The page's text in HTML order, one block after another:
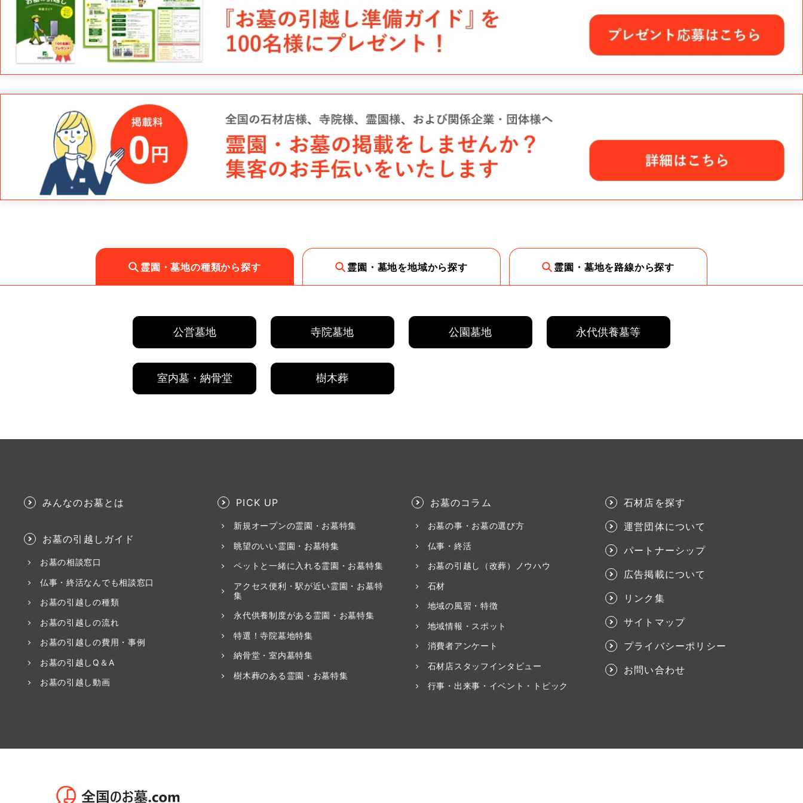
霊園・墓地の種類から探す 霊園・墓地を地域から探す 霊園・墓地を路線から探す
公営墓地 寺院墓地 公園墓地 永代供養墓等
室内墓・納骨堂 樹木葬
みんなのお墓とは
お墓の引越しガイド
お墓の相談窓口
仏事・終活なんでも相談窓口
お墓の引越しの種類
お墓の引越しの流れ
お墓の引越しの費用・事例
お墓の引越しQ＆A
お墓の引越し動画
PICK UP
新規オープンの霊園・お墓特集
眺望のいい霊園・お墓特集
ペットと一緒に入れる霊園・お墓特集
アクセス便利・駅が近い霊園・お墓特
集
永代供養制度がある霊園・お墓特集
特選！寺院墓地特集
納骨堂・室内墓特集
樹木葬のある霊園・お墓特集
お墓のコラム
お墓の事・お墓の選び方
仏事・終活
お墓の引越し（改葬）ノウハウ
石材
地域の風習・特徴
地域情報・スポット
消費者アンケート
石材店スタッフインタビュー
行事・出来事・イベント・トピック
石材店を探す
運営団体について
パートナーシップ
広告掲載について
リンク集
サイトマップ
プライバシーポリシー
お問い合わせ